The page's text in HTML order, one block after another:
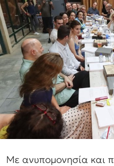
Με ανυπομονησία και